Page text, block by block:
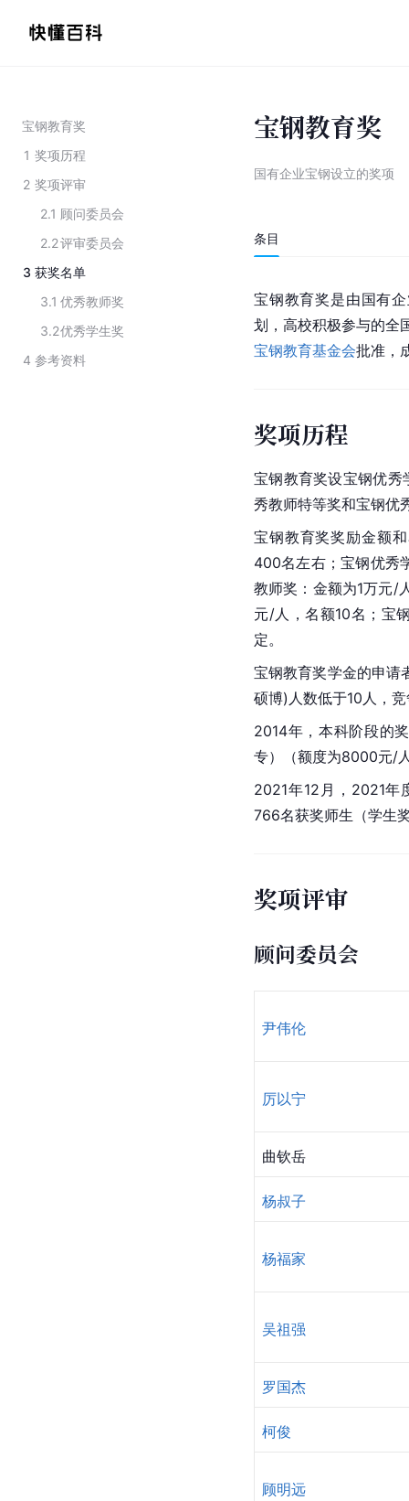
宝钢教育奖
1 奖项历程
2 奖项评审
2.1 顾问委员会
2.2评审委员会
3 获奖名单
3.1 优秀教师奖
3.2优秀学生奖
4 参考资料
宝钢教育奖
国有企业宝钢设立的奖项
条目
宝钢教育奖是由国有
划，高校积极参与的全
宝钢教育基金会批准，
奖项历程
宝钢教育奖设宝钢优
秀教师特等奖和宝钢优
宝钢教育奖奖励金额
400名左右；宝钢优秀
教师奖：金额为1万元/
元/人，名额10名；宝
定。
宝钢教育奖学金的申请
硕博)人数低于10人，
2014年，本科阶段的
专）（额度为8000元/
2021年12月，2021年
766名获奖师生（学生
奖项评审
顾问委员会
尹伟伦
厉以宁
曲钦岳
杨叔子
杨福家
吴祖强
罗国杰
柯俊
顾明远